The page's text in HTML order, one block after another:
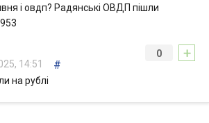
і овдп? Радянські ОВДП пішли
+
0
14:51
#
на рублі